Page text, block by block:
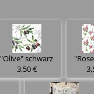
"Olive" schwarz
3,50 €